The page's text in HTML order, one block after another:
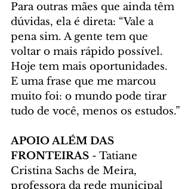
Para outras mães que ainda têm
dúvidas, ela é direta: “Vale a
pena sim. A gente tem que
voltar o mais rápido possível.
Hoje tem mais oportunidades.
E uma frase que me marcou
muito foi: o mundo pode tirar
tudo de você, menos os estudos.”
APOIO ALÉM DAS
FRONTEIRAS - Tatiane
Cristina Sachs de Meira,
professora da rede municipal